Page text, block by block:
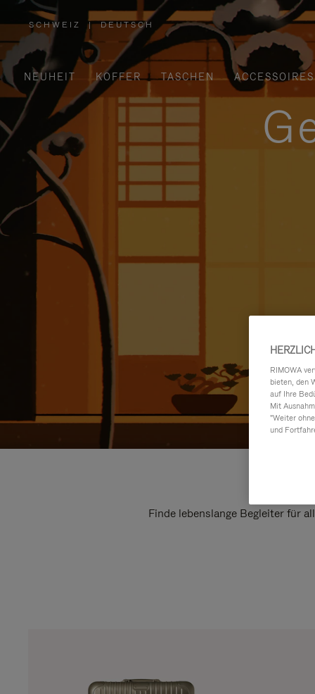
SCHWEIZ
,
WÄHLEN
IHRE
REGION
AUS
| DEUTSCH
NEUHEIT KOFFER TASCHEN ACCESSOIRES
Finde lebenslange Begleiter für
RIMOWA
bieten, den
auf Ihre
Mit
"Weiter
und